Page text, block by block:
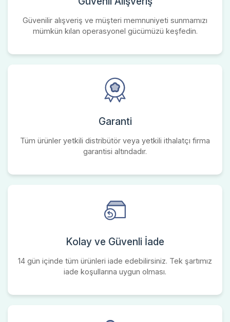
Güvenilir alışveriş ve müşteri memnuniyeti sunmamızı
mümkün kılan operasyonel gücümüzü keşfedin.
Garanti
Tüm ürünler yetkili distribütör veya yetkili ithalatçı firma
garantisi altındadır.
Kolay ve Güvenli İade
14 gün içinde tüm ürünleri iade edebilirsiniz. Tek şartımız
iade koşullarına uygun olması.